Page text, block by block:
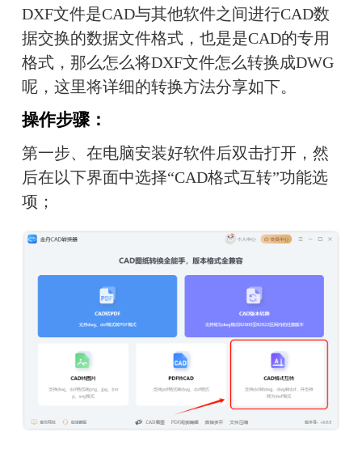
DXF文件是CAD与其他软件之间进行CAD数
据交换的数据文件格式，也是是CAD的专用
格式，那么怎么将DXF文件怎么转换成DWG
呢，这里将详细的转换方法分享如下。
操作步骤：
第一步、在电脑安装好软件后双击打开，然
后在以下界面中选择“CAD格式互转”功能选
项；